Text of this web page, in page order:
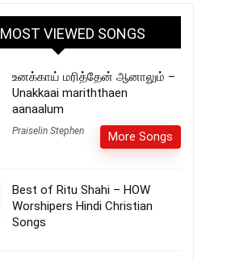
MOST VIEWED SONGS
உனக்காய் மரித்தேன் ஆனாலும் –
Unakkaai mariththaen
aanaalum
Praiselin Stephen More Songs
Best of Ritu Shahi – HOW
Worshipers Hindi Christian
Songs